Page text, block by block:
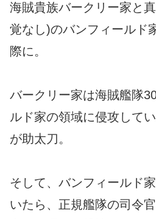
海賊貴族バークリー家と
覚なし)のバンフィールド
際に。
バークリー家は海賊艦隊
ルド家の領域に侵攻して
が助太刀。
そして、バンフィールド
いたら、正規艦隊の司令